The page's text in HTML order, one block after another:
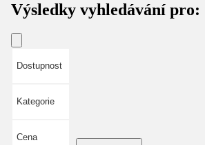
Výsledky vyhledávání pro:
Dostupnost
Kategorie
Cena